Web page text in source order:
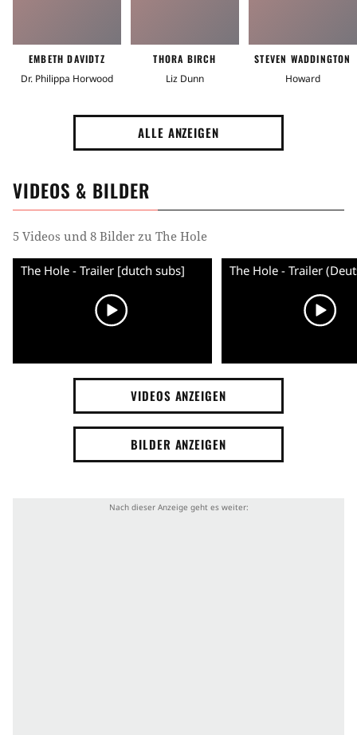
EMBETH DAVIDTZ
Dr. Philippa Horwood
THORA BIRCH
Liz Dunn
STEVEN WADDINGTON
Howard
ALLE ANZEIGEN
VIDEOS & BILDER
5 Videos und 8 Bilder zu The Hole
The Hole - Trailer [dutch subs] The Hole - Trailer
VIDEOS ANZEIGEN
BILDER ANZEIGEN